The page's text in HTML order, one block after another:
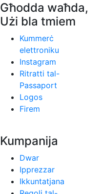
Għodda waħda,
Użi bla tmiem
Kummerċ
elettroniku
Instagram
Ritratti tal-
Passaport
Logos
Firem
Kumpanija
Dwar
Ipprezzar
Ikkuntatjana